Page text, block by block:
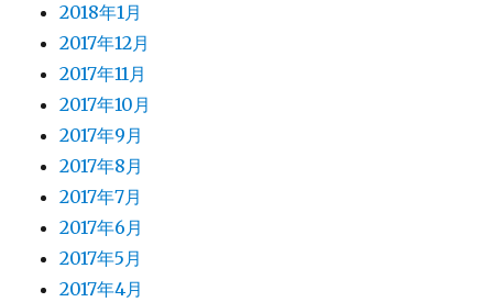
2018年1月
2017年12月
2017年11月
2017年10月
2017年9月
2017年8月
2017年7月
2017年6月
2017年5月
2017年4月